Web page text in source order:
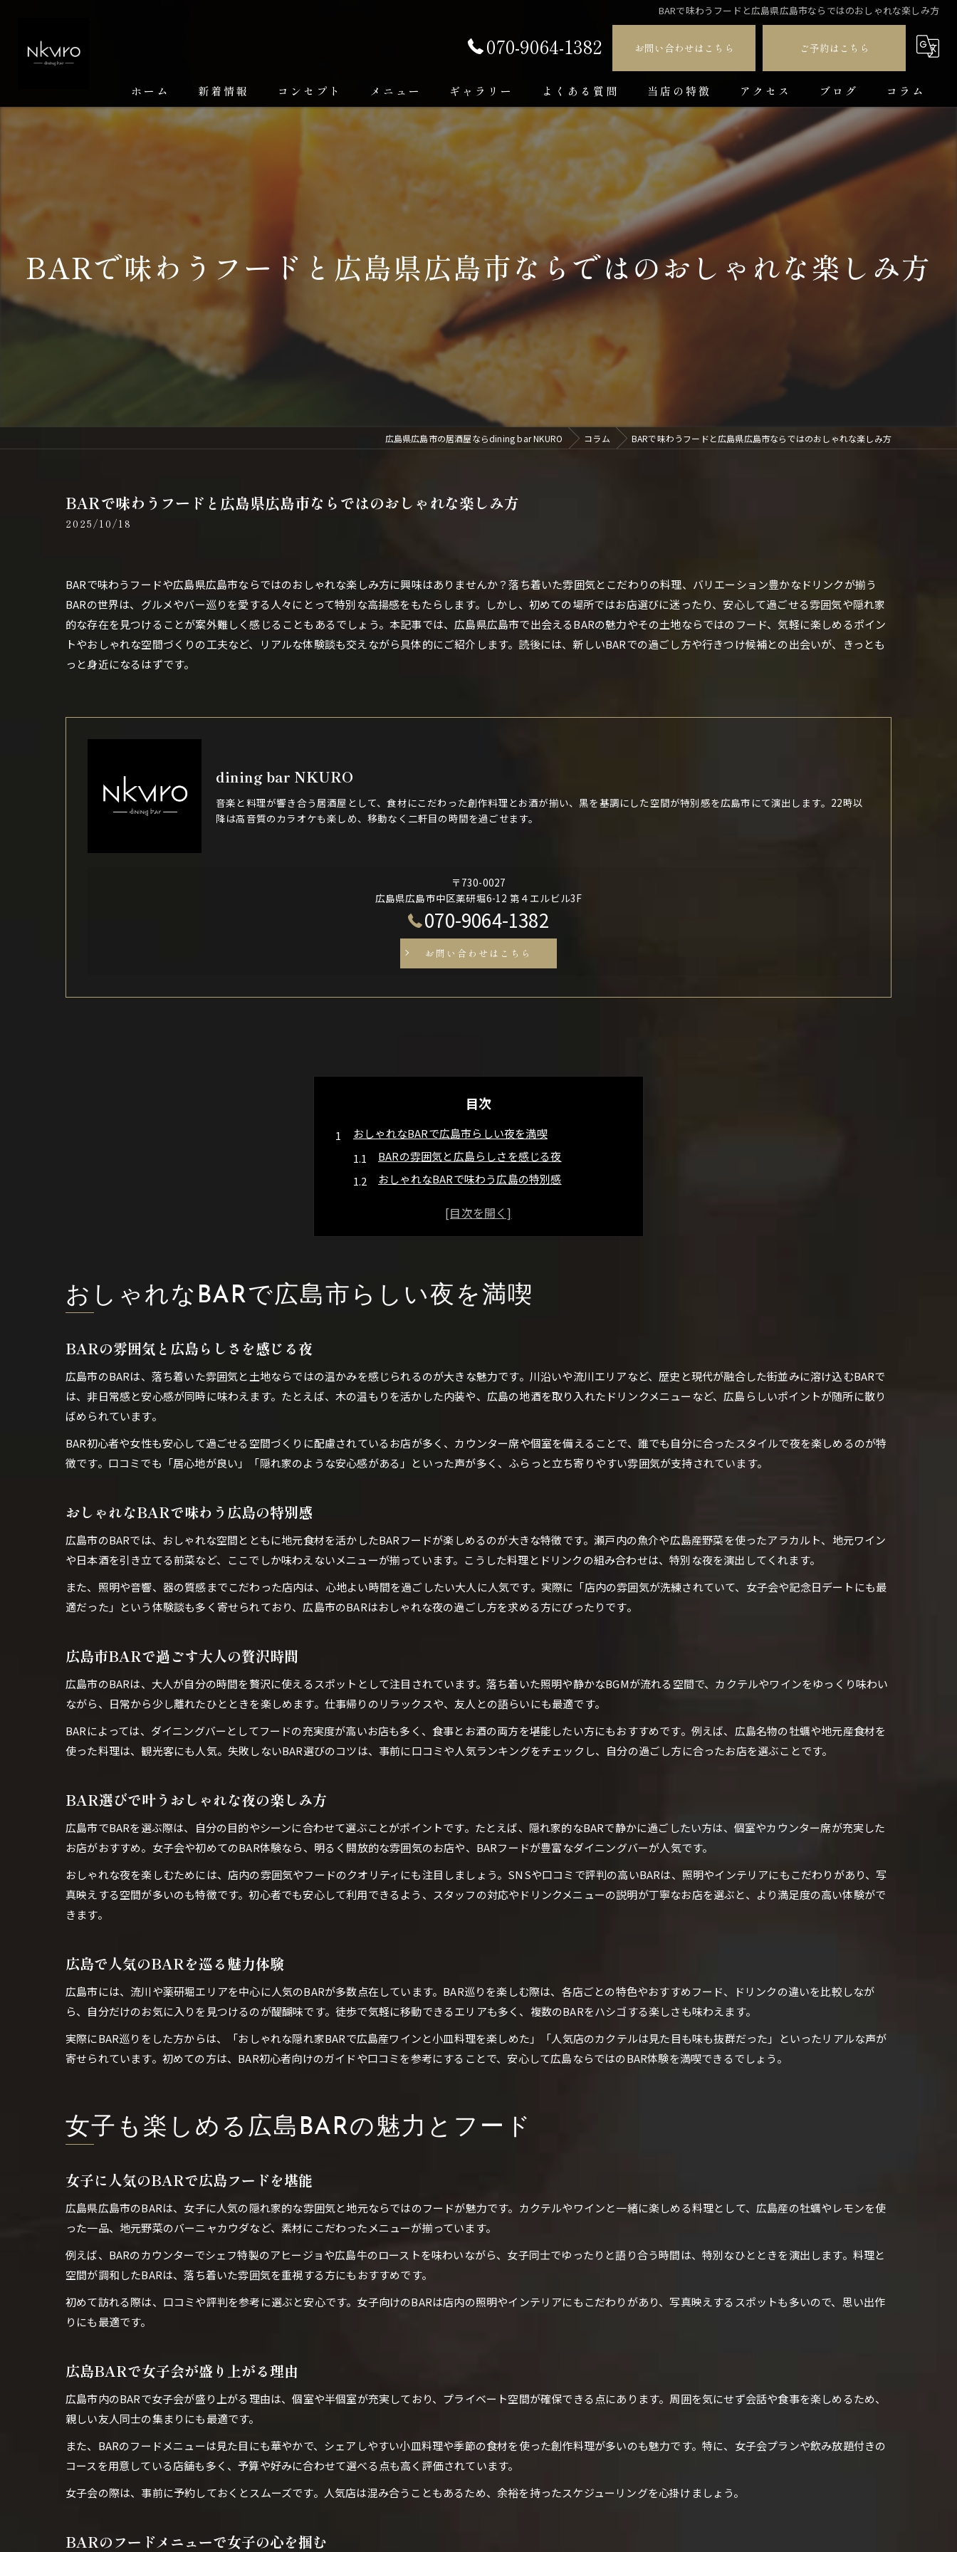
BARで味わうフードと広島県広島市ならではのおしゃれな楽しみ方
070-9064-1382 お問い合わせはこちら ご予約はこちら
ホーム 新着情報 コンセプト メニュー ギャラリー よくある質問 当店の特徴
ダイニングバー
貸切
カラオケ
飲み放題
コース
アクセス ブログ コラム
BARで味わうフードと広島県広島市ならではのおしゃれな楽しみ方
広島県広島市の居酒屋ならdining bar NKURO コラム BARで味わうフードと広島県広島市ならではのおしゃれな楽しみ方
BARで味わうフードと広島県広島市ならではのおしゃれな楽しみ方
2025/10/18
BARで味わうフードや広島県広島市ならではのおしゃれな楽しみ方に興味はありませんか？落ち着いた雰囲気とこだわりの料理、バリエーション豊かなドリンクが揃う
BARの世界は、グルメやバー巡りを愛する人々にとって特別な高揚感をもたらします。しかし、初めての場所ではお店選びに迷ったり、安心して過ごせる雰囲気や隠れ家
的な存在を見つけることが案外難しく感じることもあるでしょう。本記事では、広島県広島市で出会えるBARの魅力やその土地ならではのフード、気軽に楽しめるポイン
トやおしゃれな空間づくりの工夫など、リアルな体験談も交えながら具体的にご紹介します。読後には、新しいBARでの過ごし方や行きつけ候補との出会いが、きっとも
っと身近になるはずです。
dining bar NKURO
音楽と料理が響き合う居酒屋として、食材にこだわった創作料理とお酒が揃い、黒を基調にした空間が特別感を広島市にて演出します。22時以
降は高音質のカラオケも楽しめ、移動なく二軒目の時間を過ごせます。
〒730-0027
広島県広島市中区薬研堀6-12 第４エルビル3F
070-9064-1382
お問い合わせはこちら
目次
おしゃれなBARで広島市らしい夜を満喫
BARの雰囲気と広島らしさを感じる夜
おしゃれなBARで味わう広島の特別感
BAR選びで叶うおしゃれな夜の楽しみ方
女子に人気のBARで広島フードを堪能
女子も安心して訪れるBARの特徴
隠れ家的BARが叶える特別なひととき
BARの落ち着いた空間で特別感を体験
初心者が安心できる広島BARの選び方
初心者でも入りやすいBARの特徴とは
広島BARデビューにおすすめの選び方
BAR初心者が安心できる雰囲気ポイント
BARフードとドリンクで広がる交流体験
BARのフードで会話が弾む理由
ドリンクとBARフードで繋がる出会い
交流を深めるBARメニューの楽しみ方
大人がBARで過ごす至福のひととき
BARの雰囲気で楽しむ大人の夜遊び
おしゃれなBARで広島市らしい夜を満喫
BARの雰囲気と広島らしさを感じる夜
広島市のBARは、落ち着いた雰囲気と土地ならではの温かみを感じられるのが大きな魅力です。川沿いや流川エリアなど、歴史と現代が融合した街並みに溶け込むBARで
は、非日常感と安心感が同時に味わえます。たとえば、木の温もりを活かした内装や、広島の地酒を取り入れたドリンクメニューなど、広島らしいポイントが随所に散り
ばめられています。
BAR初心者や女性も安心して過ごせる空間づくりに配慮されているお店が多く、カウンター席や個室を備えることで、誰でも自分に合ったスタイルで夜を楽しめるのが特
徴です。口コミでも「居心地が良い」「隠れ家のような安心感がある」といった声が多く、ふらっと立ち寄りやすい雰囲気が支持されています。
おしゃれなBARで味わう広島の特別感
広島市のBARでは、おしゃれな空間とともに地元食材を活かしたBARフードが楽しめるのが大きな特徴です。瀬戸内の魚介や広島産野菜を使ったアラカルト、地元ワイン
や日本酒を引き立てる前菜など、ここでしか味わえないメニューが揃っています。こうした料理とドリンクの組み合わせは、特別な夜を演出してくれます。
また、照明や音響、器の質感までこだわった店内は、心地よい時間を過ごしたい大人に人気です。実際に「店内の雰囲気が洗練されていて、女子会や記念日デートにも最
適だった」という体験談も多く寄せられており、広島市のBARはおしゃれな夜の過ごし方を求める方にぴったりです。
広島市BARで過ごす大人の贅沢時間
広島市のBARは、大人が自分の時間を贅沢に使えるスポットとして注目されています。落ち着いた照明や静かなBGMが流れる空間で、カクテルやワインをゆっくり味わい
ながら、日常から少し離れたひとときを楽しめます。仕事帰りのリラックスや、友人との語らいにも最適です。
BARによっては、ダイニングバーとしてフードの充実度が高いお店も多く、食事とお酒の両方を堪能したい方にもおすすめです。例えば、広島名物の牡蠣や地元産食材を
使った料理は、観光客にも人気。失敗しないBAR選びのコツは、事前に口コミや人気ランキングをチェックし、自分の過ごし方に合ったお店を選ぶことです。
BAR選びで叶うおしゃれな夜の楽しみ方
広島市でBARを選ぶ際は、自分の目的やシーンに合わせて選ぶことがポイントです。たとえば、隠れ家的なBARで静かに過ごしたい方は、個室やカウンター席が充実した
お店がおすすめ。女子会や初めてのBAR体験なら、明るく開放的な雰囲気のお店や、BARフードが豊富なダイニングバーが人気です。
おしゃれな夜を楽しむためには、店内の雰囲気やフードのクオリティにも注目しましょう。SNSや口コミで評判の高いBARは、照明やインテリアにもこだわりがあり、写
真映えする空間が多いのも特徴です。初心者でも安心して利用できるよう、スタッフの対応やドリンクメニューの説明が丁寧なお店を選ぶと、より満足度の高い体験がで
きます。
広島で人気のBARを巡る魅力体験
広島市には、流川や薬研堀エリアを中心に人気のBARが多数点在しています。BAR巡りを楽しむ際は、各店ごとの特色やおすすめフード、ドリンクの違いを比較しなが
ら、自分だけのお気に入りを見つけるのが醍醐味です。徒歩で気軽に移動できるエリアも多く、複数のBARをハシゴする楽しさも味わえます。
実際にBAR巡りをした方からは、「おしゃれな隠れ家BARで広島産ワインと小皿料理を楽しめた」「人気店のカクテルは見た目も味も抜群だった」といったリアルな声が
寄せられています。初めての方は、BAR初心者向けのガイドや口コミを参考にすることで、安心して広島ならではのBAR体験を満喫できるでしょう。
女子も楽しめる広島BARの魅力とフード
女子に人気のBARで広島フードを堪能
広島県広島市のBARは、女子に人気の隠れ家的な雰囲気と地元ならではのフードが魅力です。カクテルやワインと一緒に楽しめる料理として、広島産の牡蠣やレモンを使
った一品、地元野菜のバーニャカウダなど、素材にこだわったメニューが揃っています。
例えば、BARのカウンターでシェフ特製のアヒージョや広島牛のローストを味わいながら、女子同士でゆったりと語り合う時間は、特別なひとときを演出します。料理と
空間が調和したBARは、落ち着いた雰囲気を重視する方にもおすすめです。
初めて訪れる際は、口コミや評判を参考に選ぶと安心です。女子向けのBARは店内の照明やインテリアにもこだわりがあり、写真映えするスポットも多いので、思い出作
りにも最適です。
広島BARで女子会が盛り上がる理由
広島市内のBARで女子会が盛り上がる理由は、個室や半個室が充実しており、プライベート空間が確保できる点にあります。周囲を気にせず会話や食事を楽しめるため、
親しい友人同士の集まりにも最適です。
また、BARのフードメニューは見た目にも華やかで、シェアしやすい小皿料理や季節の食材を使った創作料理が多いのも魅力です。特に、女子会プランや飲み放題付きの
コースを用意している店舗も多く、予算や好みに合わせて選べる点も高く評価されています。
女子会の際は、事前に予約しておくとスムーズです。人気店は混み合うこともあるため、余裕を持ったスケジューリングを心掛けましょう。
BARのフードメニューで女子の心を掴む